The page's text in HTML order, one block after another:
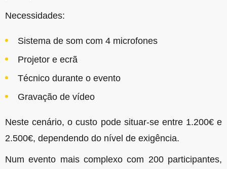
Necessidades:
Sistema de som com 4 microfones
Projetor e ecrã
Técnico durante o evento
Gravação de vídeo
Neste cenário, o custo pode situar-se entre 1.200€ e
2.500€, dependendo do nível de exigência.
Num evento mais complexo com 200 participantes,